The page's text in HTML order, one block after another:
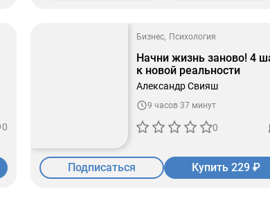
0
Бизнес Психология
Начни жизнь заново! 4
к новой реальности
Александр Свияш
9 часов 37 минут
0
Подписаться Купить 229 ₽